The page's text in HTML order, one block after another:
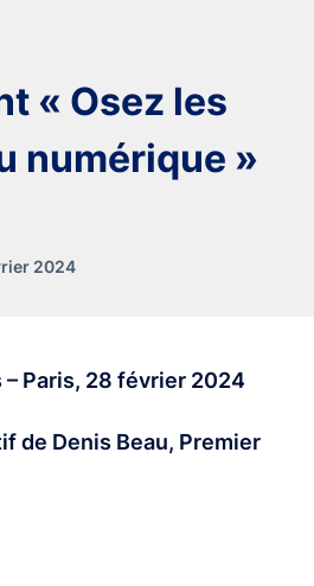
« Osez les
numérique »
2024
– Paris, 28 février 2024
de Denis Beau, Premier